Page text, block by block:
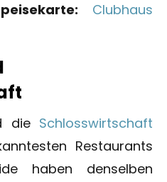
Clubhaus
die Schlosswirtschaft
Restaurants
haben denselben